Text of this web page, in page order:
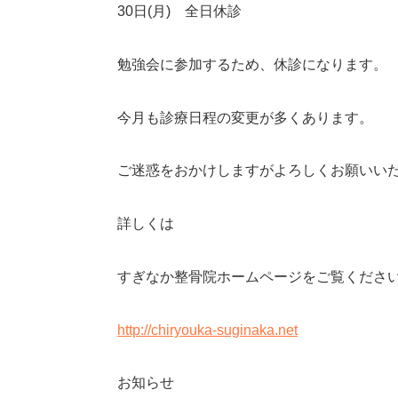
30日 (月 ) 全日休診
勉強会に参加するため、休診になります。
今月も診療日程の変更が多くあります。
ご迷惑をおかけしますがよろしくお願いい
詳しくは
すぎなか整骨院ホームページをご覧ください
http://chiryouka-suginaka.net
お知らせ